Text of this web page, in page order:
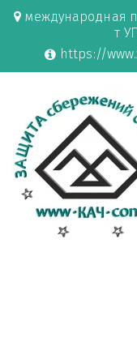
международная
т
https://